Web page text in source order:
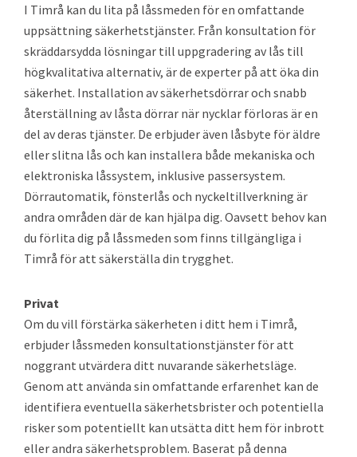
I Timrå kan du lita på låssmeden för en omfattande
uppsättning säkerhetstjänster. Från konsultation för
skräddarsydda lösningar till uppgradering av lås till
högkvalitativa alternativ, är de experter på att öka din
säkerhet. Installation av säkerhetsdörrar och snabb
återställning av låsta dörrar när nycklar förloras är en
del av deras tjänster. De erbjuder även låsbyte för äldre
eller slitna lås och kan installera både mekaniska och
elektroniska låssystem, inklusive passersystem.
Dörrautomatik, fönsterlås och nyckeltillverkning är
andra områden där de kan hjälpa dig. Oavsett behov kan
du förlita dig på låssmeden som finns tillgängliga i
Timrå för att säkerställa din trygghet.
Privat
Om du vill förstärka säkerheten i ditt hem i Timrå,
erbjuder låssmeden konsultationstjänster för att
noggrant utvärdera ditt nuvarande säkerhetsläge.
Genom att använda sin omfattande erfarenhet kan de
identifiera eventuella säkerhetsbrister och potentiella
risker som potentiellt kan utsätta ditt hem för inbrott
eller andra säkerhetsproblem. Baserat på denna